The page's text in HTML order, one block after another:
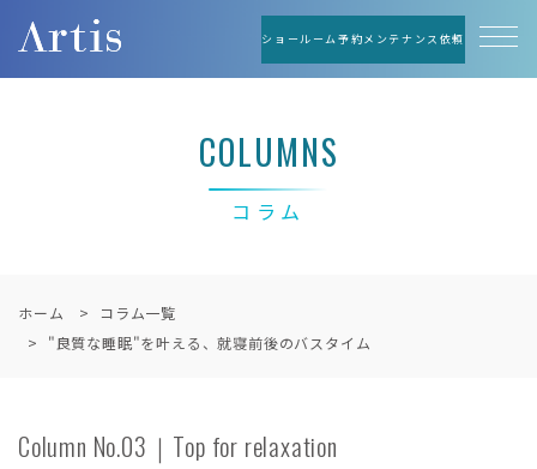
ショールーム予約 メンテナンス依頼
COLUMNS
コラム
ホーム
コラム一覧
"良質な睡眠"を叶える、就寝前後のバスタイム
Column No.03｜Top for relaxation